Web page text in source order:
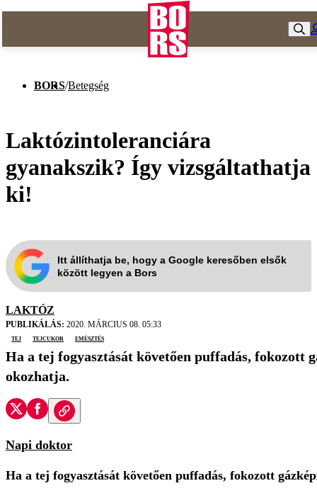
BORS/Betegség
Laktózintoleranciára
gyanakszik? Így vizsgáltathatja
ki!
Itt állíthatja be, hogy a Google keresőben elsők
között legyen a Bors
LAKTÓZ
PUBLIKÁLÁS: 2020. MÁRCIUS 08. 05:33
tej
tejcukor emésztés
Ha a tej fogyasztását követően puffadás, fokozott
okozhatja.
Napi doktor
Ha a tej fogyasztását követően puffadás, fokozott